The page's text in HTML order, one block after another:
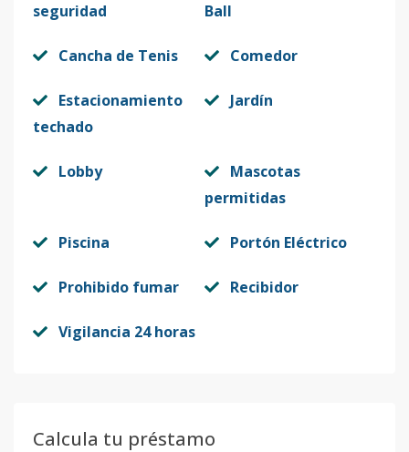
seguridad
Ball
Cancha de Tenis Comedor
Estacionamiento
techado
Jardín
Lobby
Mascotas
permitidas
Piscina Portón Eléctrico
Prohibido fumar Recibidor
Vigilancia 24 horas
Calcula tu préstamo